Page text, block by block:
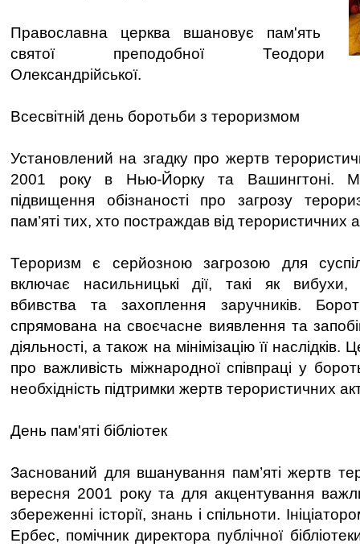
Православна церква вшановує пам'ять
святої преподобної Теодори
Олександрійської.
Всесвітній день боротьби з тероризмом
Установлений на згадку про жертв
2001 року в Нью-Йорку та Вашингтоні.
підвищення обізнаності про загрозу
пам’яті тих, хто постраждав від терористичних
Тероризм є серйозною загрозою для
включає насильницькі дії, такі як
вбивства та захоплення заручників.
спрямована на своєчасне виявлення та
діяльності, а також на мінімізацію її
про важливість міжнародної співпраці у
необхідність підтримки жертв терористичних
День пам'яті бібліотек
Заснований для вшанування пам’яті жертв
вересня 2001 року та для акцентування
збереженні історії, знань і спільноти.
Ербес, помічник директора публічної